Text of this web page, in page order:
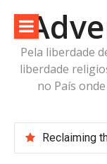
para
conteúdoPela liberdade
liberdade
no País